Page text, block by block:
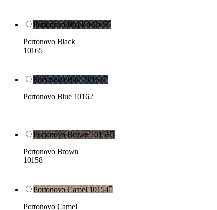
Portonovo Black 10165
Portonovo Black
10165
Portonovo Blue 10162
Portonovo Blue 10162
Portonovo Brown 10158
Portonovo Brown
10158
Portonovo Camel 10154
Portonovo Camel